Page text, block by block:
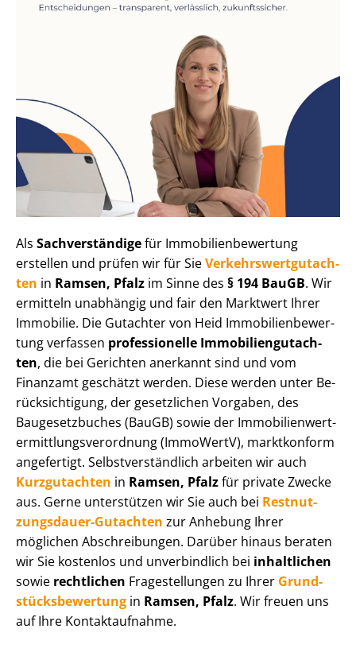
Als Sachverständigefür Im­mo­bi­li­en­be­wer­tung
erstellen und prüfen wir für SieVer­kehrs­wert­gut­ach­
ten in Ramsen, Pfalz im Sinne des § 194 BauGB. Wir
ermitteln unabhängig und fair den Marktwert Ihrer
Immobilie. Die Gutachter von Heid Im­mo­bi­li­en­be­wer­
tung verfassen professionelle Im­mo­bi­li­en­gut­ach­
ten, die bei Gerichten anerkannt sind und vom
Finanzamt geschätzt werden. Diese werden unter Be­
rück­sich­ti­gung, der gesetzlichen Vorgaben, des
Baugesetzbuches (BauGB) sowie der Im­mo­bi­li­en­wert­
ermitt­lungs­ver­ord­nung (ImmoWertV), marktkonform
angefertigt. Selbst­ver­ständ­lich arbeiten wir auch
Kurzgutachten in Ramsen, Pfalzfür private Zwecke
aus. Gerne unterstützen wir Sie auch bei Rest­nut­
zungs­dau­er-Gutachten zur Anhebung Ihrer
möglichen Abschreibungen. Darüber hinaus beraten
wir Sie kostenlos und unverbindlich bei inhaltlichen
sowie rechtlichen Fragestellungen zu Ihrer Grund­
stücks­be­wer­tung in Ramsen, Pfalz. Wir freuen uns
auf Ihre Kontaktaufnahme.